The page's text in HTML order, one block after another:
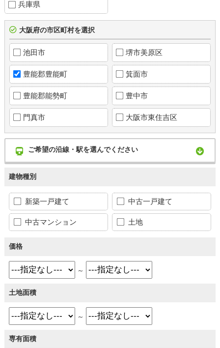
兵庫県
大阪府の市区町村を選択
池田市 堺市美原区
豊能郡豊能町 箕面市
豊能郡能勢町 豊中市
門真市 大阪市東住吉区
ご希望の沿線・駅を選んでください
建物種別
新築一戸建て 中古一戸建て
中古マンション 土地
価格
～
土地面積
～
専有面積